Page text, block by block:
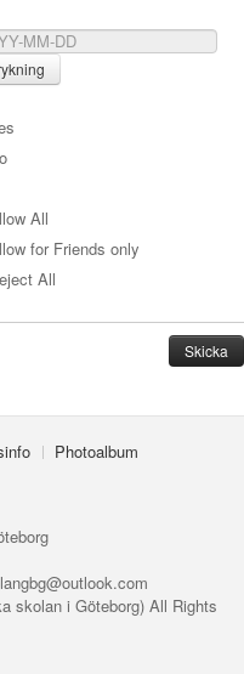
All
for Friends only
All
Photoalbum
skolan i Göteborg) All Rights